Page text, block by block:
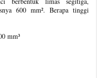
600 mm². Berapa tinggi
mm³